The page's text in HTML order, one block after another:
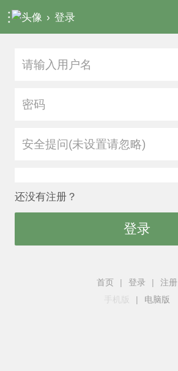
› 登录
安全提问(未设置请忽略)
还没有注册？
登录
首页 | 登录 |
注册
手机版
| 电脑版